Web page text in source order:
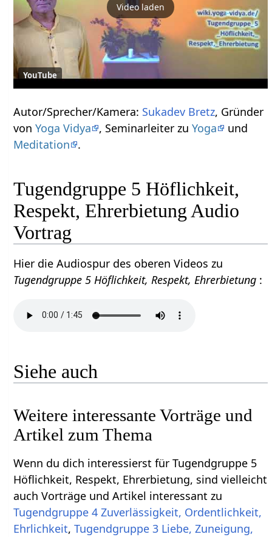
Video laden
YouTube
Autor/Sprecher/Kamera: Sukadev Bretz, Gründer
vonYoga Vidya , Seminarleiter zuYoga
und
Meditation
.
Tugendgruppe 5 Höflichkeit,
Respekt, Ehrerbietung Audio
Vortrag
Hier die Audiospur des oberen Videos zu
Tugendgruppe 5 Höflichkeit, Respekt, Ehrerbietung :
Siehe auch
Weitere interessante Vorträge und
Artikel zum Thema
Wenn du dich interessierst für Tugendgruppe 5
Höflichkeit, Respekt, Ehrerbietung, sind vielleicht
auch Vorträge und Artikel interessant zu
Tugendgruppe 4 Zuverlässigkeit, Ordentlichkeit,
Ehrlichkeit,Tugendgruppe 3 Liebe, Zuneigung,